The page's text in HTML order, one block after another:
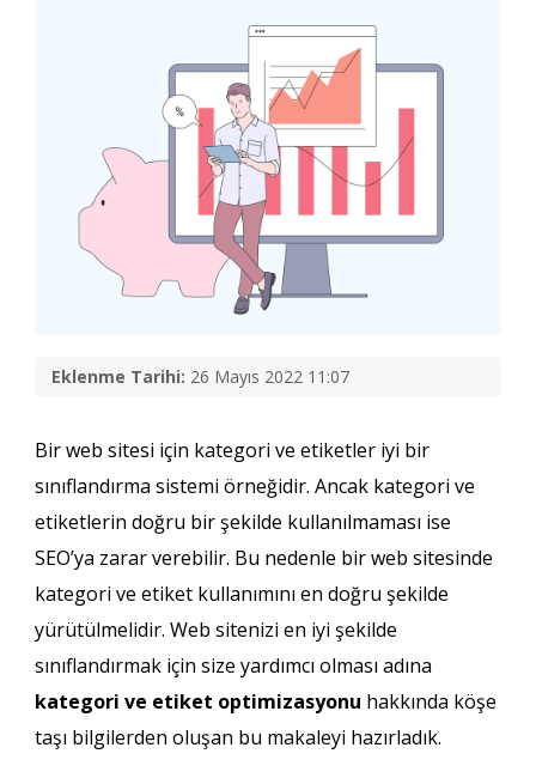
Eklenme Tarihi: 26 Mayıs 2022 11:07
Bir web sitesi için kategori ve etiketler iyi bir
sınıflandırma sistemi örneğidir. Ancak kategori ve
etiketlerin doğru bir şekilde kullanılmaması ise
SEO’ya zarar verebilir. Bu nedenle bir web sitesinde
kategori ve etiket kullanımını en doğru şekilde
yürütülmelidir. Web sitenizi en iyi şekilde
sınıflandırmak için size yardımcı olması adına
kategori ve etiket optimizasyonu hakkında köşe
taşı bilgilerden oluşan bu makaleyi hazırladık.